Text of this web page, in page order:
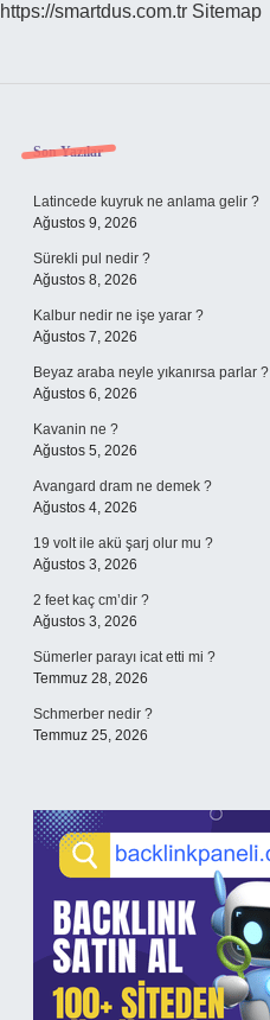
https://smartdus.com.tr Sitemap
Sidebar
Son Yazılar
Latincede kuyruk ne anlama gelir ?
Ağustos 9, 2026
Sürekli pul nedir ?
Ağustos 8, 2026
Kalbur nedir ne işe yarar ?
Ağustos 7, 2026
Beyaz araba neyle yıkanırsa parlar ?
Ağustos 6, 2026
Kavanin ne ?
Ağustos 5, 2026
Avangard dram ne demek ?
Ağustos 4, 2026
19 volt ile akü şarj olur mu ?
Ağustos 3, 2026
2 feet kaç cm’dir ?
Ağustos 3, 2026
Sümerler parayı icat etti mi ?
Temmuz 28, 2026
Schmerber nedir ?
Temmuz 25, 2026